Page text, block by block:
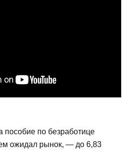
пособие по безработице
ожидал рынок, — до 6,83